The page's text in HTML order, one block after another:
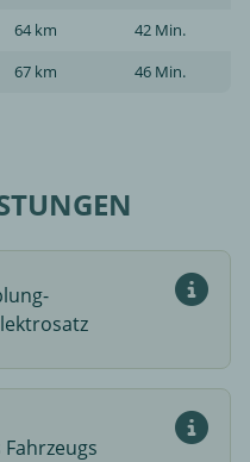
64 km
42 Min.
67 km 46 Min.